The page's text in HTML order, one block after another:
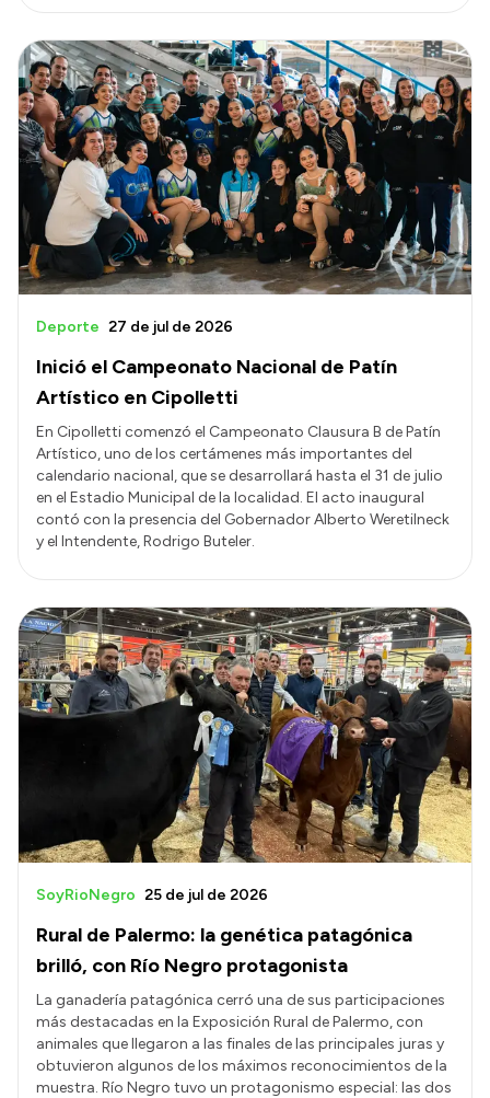
Inició el Campeonato Nacional de Patín
Artístico en Cipolletti
Deporte 27 de jul de 2026
En Cipolletti comenzó el Campeonato Clausura B de Patín
Artístico, uno de los certámenes más importantes del
calendario nacional, que se desarrollará hasta el 31 de julio
en el Estadio Municipal de la localidad. El acto inaugural
contó con la presencia del Gobernador Alberto Weretilneck
y el Intendente, Rodrigo Buteler.
Rural de Palermo: la genética patagónica
brilló, con Río Negro protagonista
SoyRioNegro 25 de jul de 2026
La ganadería patagónica cerró una de sus participaciones
más destacadas en la Exposición Rural de Palermo, con
animales que llegaron a las finales de las principales juras y
obtuvieron algunos de los máximos reconocimientos de la
muestra. Río Negro tuvo un protagonismo especial: las dos